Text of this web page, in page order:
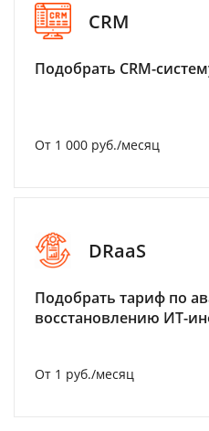
CRM
Подобрать CRM-
От 1 000 руб./месяц
DRaaS
Подобрать тариф по
восстановлению ИТ-
От 1 руб./месяц